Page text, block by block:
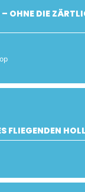
OHNE DIE
FLIEGENDEN